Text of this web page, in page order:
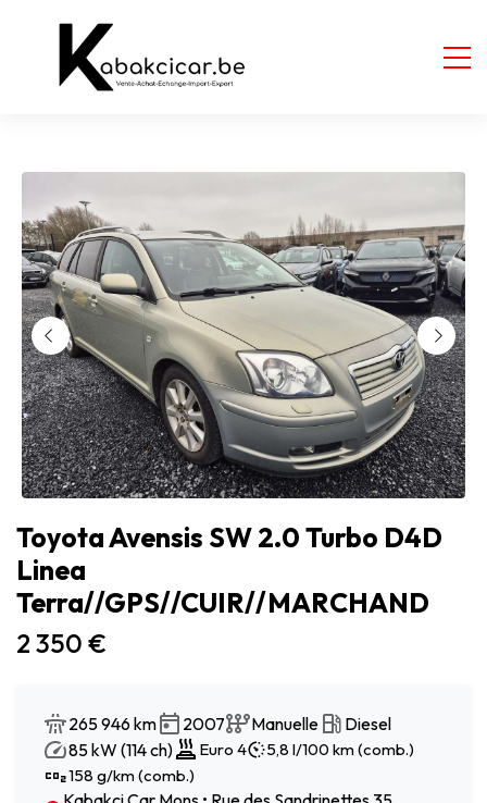
Toyota Avensis SW 2.0 Turbo D4D
Linea
Terra//GPS//CUIR//MARCHAND
2 350 €
265 946 km 2007 Manuelle
Diesel
85 kW (114 ch)
Euro 4
5,8 l/100 km (comb.)
158 g/km (comb.)